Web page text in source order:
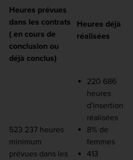
Heures prévues
dans les contrats
( en cours de
conclusion ou
déjà conclus)
Heures déjà
réalisées
523 237 heures
minimum
prévues dans les
220 686
heures
d'insertion
réalisées
8% de
femmes
413